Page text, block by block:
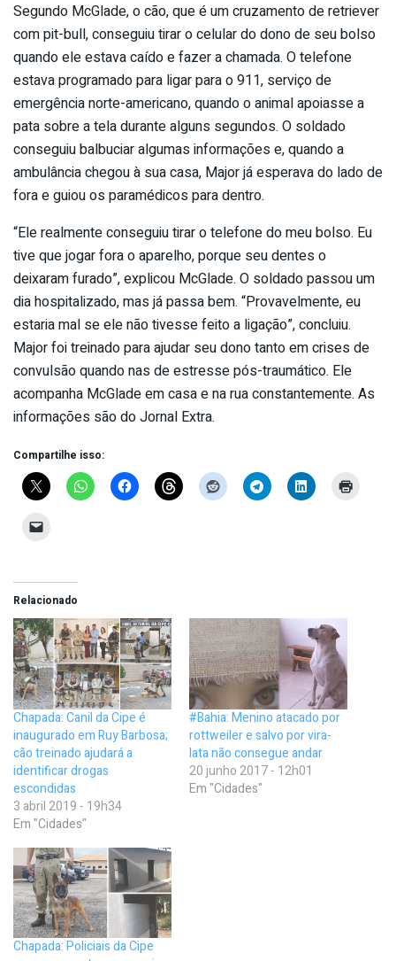
Segundo McGlade, o cão, que é um cruzamento de retriever
com pit-bull, conseguiu tirar o celular do dono de seu bolso
quando ele estava caído e fazer a chamada. O telefone
estava programado para ligar para o 911, serviço de
emergência norte-americano, quando o animal apoiasse a
pata sobre a tela durante alguns segundos. O soldado
conseguiu balbuciar algumas informações e, quando a
ambulância chegou à sua casa, Major já esperava do lado de
fora e guiou os paramédicos para dentro.
“Ele realmente conseguiu tirar o telefone do meu bolso. Eu
tive que jogar fora o aparelho, porque seu dentes o
deixaram furado”, explicou McGlade. O soldado passou um
dia hospitalizado, mas já passa bem. “Provavelmente, eu
estaria mal se ele não tivesse feito a ligação”, concluiu.
Major foi treinado para ajudar seu dono tanto em crises de
convulsão quando nas de estresse pós-traumático. Ele
acompanha McGlade em casa e na rua constantemente. As
informações são do Jornal Extra.
Compartilhe isso:
Relacionado
Chapada: Canil da Cipe é
inaugurado em Ruy Barbosa;
cão treinado ajudará a
identificar drogas
escondidas
3 abril 2019 - 19h34
Em "Cidades"
#Bahia: Menino atacado por
rottweiler e salvo por vira-
lata não consegue andar
20 junho 2017 - 12h01
Em "Cidades"
Chapada: Policiais da Cipe